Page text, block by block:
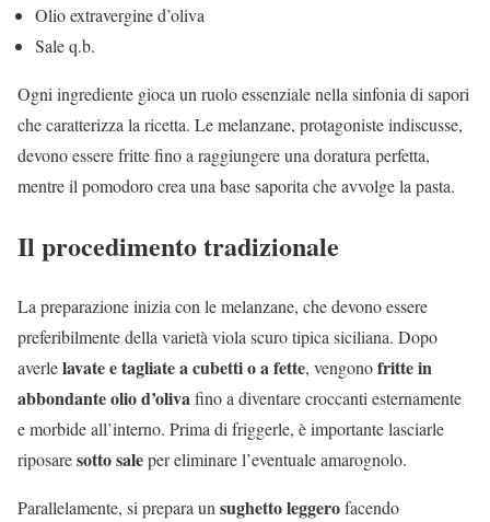
Olio extravergine d’oliva
Sale q.b.
Ogni ingrediente gioca un ruolo essenziale nella sinfonia di sapori
che caratterizza la ricetta. Le melanzane, protagoniste indiscusse,
devono essere fritte fino a raggiungere una doratura perfetta,
mentre il pomodoro crea una base saporita che avvolge la pasta.
Il procedimento tradizionale
La preparazione inizia con le melanzane, che devono essere
preferibilmente della varietà viola scuro tipica siciliana. Dopo
averlelavate e tagliate a cubetti o a fette, vengonofritte in
abbondante olio d’olivafino a diventare croccanti esternamente
e morbide all’interno. Prima di friggerle, è importante lasciarle
riposaresotto saleper eliminare l’eventuale amarognolo.
Parallelamente, si prepara un sughetto leggerofacendo